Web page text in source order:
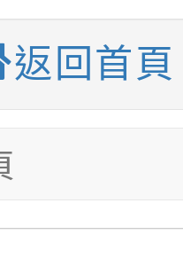
(全新/中古)
可客製化
服務
返回首頁